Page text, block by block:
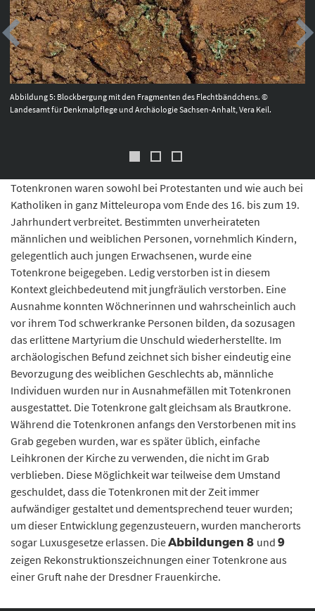
Abbildung 5: Blockbergung mit den Fragmenten des Flechtbändchens. ©
Landesamt für Denkmalpflege und Archäologie Sachsen-Anhalt, Vera Keil.
Totenkronen waren sowohl bei Protestanten und wie auch bei
Katholiken in ganz Mitteleuropa vom Ende des 16. bis zum 19.
Jahrhundert verbreitet. Bestimmten unverheirateten
männlichen und weiblichen Personen, vornehmlich Kindern,
gelegentlich auch jungen Erwachsenen, wurde eine
Totenkrone beigegeben. Ledig verstorben ist in diesem
Kontext gleichbedeutend mit jungfräulich verstorben. Eine
Ausnahme konnten Wöchnerinnen und wahrscheinlich auch
vor ihrem Tod schwerkranke Personen bilden, da sozusagen
das erlittene Martyrium die Unschuld wiederherstellte. Im
archäologischen Befund zeichnet sich bisher eindeutig eine
Bevorzugung des weiblichen Geschlechts ab, männliche
Individuen wurden nur in Ausnahmefällen mit Totenkronen
ausgestattet. Die Totenkrone galt gleichsam als Brautkrone.
Während die Totenkronen anfangs den Verstorbenen mit ins
Grab gegeben wurden, war es später üblich, einfache
Leihkronen der Kirche zu verwenden, die nicht im Grab
verblieben. Diese Möglichkeit war teilweise dem Umstand
geschuldet, dass die Totenkronen mit der Zeit immer
aufwändiger gestaltet und dementsprechend teuer wurden;
um dieser Entwicklung gegenzusteuern, wurden mancherorts
sogar Luxusgesetze erlassen. DieAbbildungen 8 und 9
zeigen Rekonstruktionszeichnungen einer Totenkrone aus
einer Gruft nahe der Dresdner Frauenkirche.